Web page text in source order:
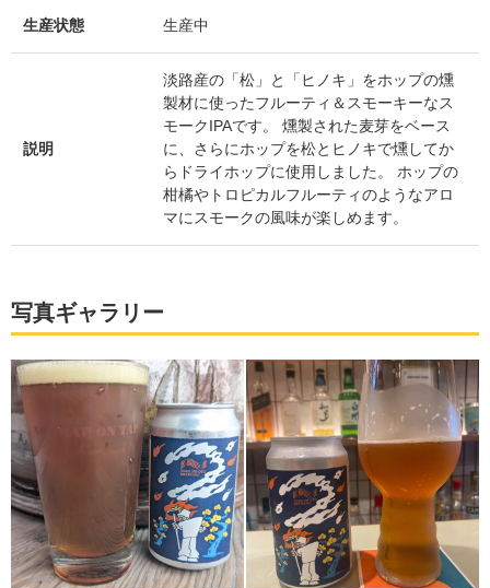
生産状態 生産中
説明
淡路産の「松」と「ヒノキ」をホップの燻
製材に使ったフルーティ＆スモーキーなス
モークIPAです。 燻製された麦芽をベース
に、さらにホップを松とヒノキで燻してか
らドライホップに使用しました。 ホップの
柑橘やトロピカルフルーティのようなアロ
マにスモークの風味が楽しめます。
写真ギャラリー